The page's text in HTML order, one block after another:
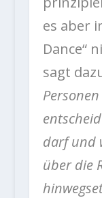
es aber
Dance“
sagt
darf und
über die